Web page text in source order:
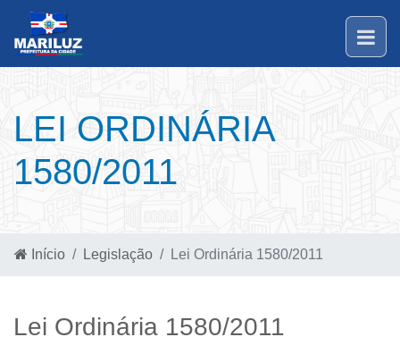
LEI ORDINÁRIA
1580/2011
Início Legislação Lei Ordinária 1580/2011
Lei Ordinária 1580/2011